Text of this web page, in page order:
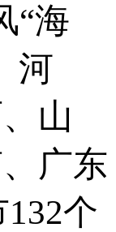
“海
河
山
广东
个